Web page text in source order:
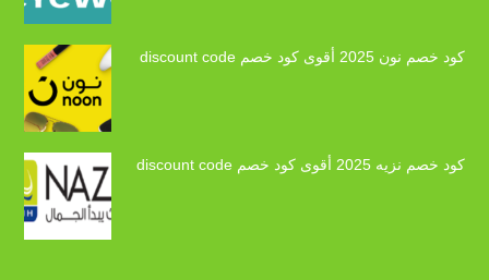
كود خصم نون 2025 أقوى كود خصم discount code
كود خصم نزيه 2025 أقوى كود خصم discount code